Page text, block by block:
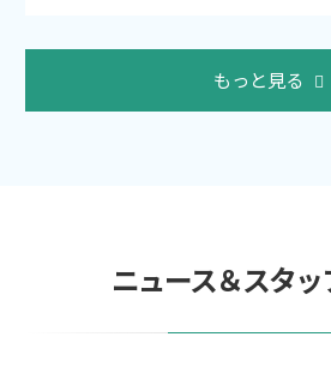
もっと見る
ニュース＆スタ